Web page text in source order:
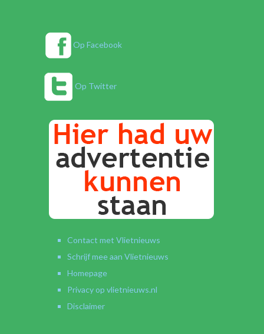
Op Facebook
Op Twitter
Contact met Vlietnieuws
Schrijf mee aan Vlietnieuws
Homepage
Privacy op vlietnieuws.nl
Disclaimer